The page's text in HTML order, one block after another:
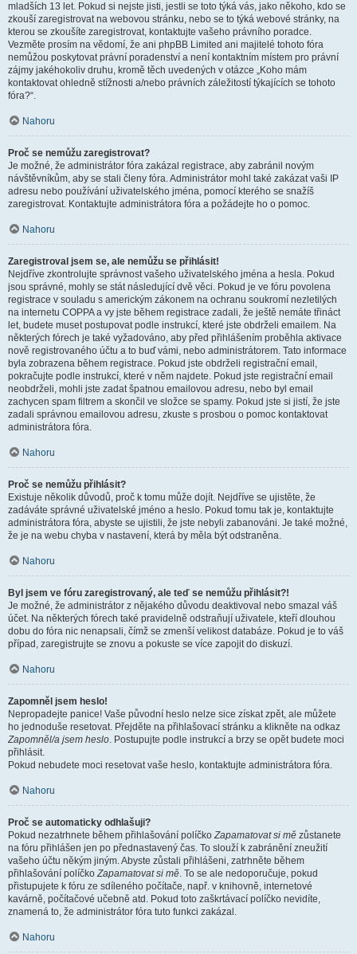
mladších 13 let. Pokud si nejste jisti, jestli se toto týká vás, jako někoho, kdo se
zkouší zaregistrovat na webovou stránku, nebo se to týká webové stránky, na
kterou se zkoušíte zaregistrovat, kontaktujte vašeho právního poradce.
Vezměte prosím na vědomí, že ani phpBB Limited ani majitelé tohoto fóra
nemůžou poskytovat právní poradenství a není kontaktním místem pro právní
zájmy jakéhokoliv druhu, kromě těch uvedených v otázce „Koho mám
kontaktovat ohledně stížnosti a/nebo právních záležitostí týkajících se tohoto
fóra?“.
Nahoru
Proč se nemůžu zaregistrovat?
Je možné, že administrátor fóra zakázal registrace, aby zabránil novým
návštěvníkům, aby se stali členy fóra. Administrátor mohl také zakázat vaši IP
adresu nebo používání uživatelského jména, pomocí kterého se snažíš
zaregistrovat. Kontaktujte administrátora fóra a požádejte ho o pomoc.
Nahoru
Zaregistroval jsem se, ale nemůžu se přihlásit!
Nejdříve zkontrolujte správnost vašeho uživatelského jména a hesla. Pokud
jsou správné, mohly se stát následující dvě věci. Pokud je ve fóru povolena
registrace v souladu s americkým zákonem na ochranu soukromí nezletilých
na internetu COPPA a vy jste během registrace zadali, že ještě nemáte třináct
let, budete muset postupovat podle instrukcí, které jste obdrželi emailem. Na
některých fórech je také vyžadováno, aby před přihlášením proběhla aktivace
nově registrovaného účtu a to buď vámi, nebo administrátorem. Tato informace
byla zobrazena během registrace. Pokud jste obdrželi registrační email,
pokračujte podle instrukcí, které v něm najdete. Pokud jste registrační email
neobdrželi, mohli jste zadat špatnou emailovou adresu, nebo byl email
zachycen spam filtrem a skončil ve složce se spamy. Pokud jste si jistí, že jste
zadali správnou emailovou adresu, zkuste s prosbou o pomoc kontaktovat
administrátora fóra.
Nahoru
Proč se nemůžu přihlásit?
Existuje několik důvodů, proč k tomu může dojít. Nejdříve se ujistěte, že
zadáváte správné uživatelské jméno a heslo. Pokud tomu tak je, kontaktujte
administrátora fóra, abyste se ujistili, že jste nebyli zabanováni. Je také možné,
že je na webu chyba v nastavení, která by měla být odstraněna.
Nahoru
Byl jsem ve fóru zaregistrovaný, ale teď se nemůžu přihlásit?!
Je možné, že administrátor z nějakého důvodu deaktivoval nebo smazal váš
účet. Na některých fórech také pravidelně odstraňují uživatele, kteří dlouhou
dobu do fóra nic nenapsali, čímž se zmenší velikost databáze. Pokud je to váš
případ, zaregistrujte se znovu a pokuste se více zapojit do diskuzí.
Nahoru
Zapomněl jsem heslo!
Nepropadejte panice! Vaše původní heslo nelze sice získat zpět, ale můžete
ho jednoduše resetovat. Přejděte na přihlašovací stránku a klikněte na odkaz
Zapomněl/a jsem heslo. Postupujte podle instrukcí a brzy se opět budete moci
přihlásit.
Pokud nebudete moci resetovat vaše heslo, kontaktujte administrátora fóra.
Nahoru
Proč se automaticky odhlašuji?
Pokud nezatrhnete během přihlašování políčkoZapamatovat si mě zůstanete
na fóru přihlášen jen po přednastavený čas. To slouží k zabránění zneužití
vašeho účtu někým jiným. Abyste zůstali přihlášeni, zatrhněte během
přihlašování políčkoZapamatovat si mě. To se ale nedoporučuje, pokud
přistupujete k fóru ze sdíleného počítače, např. v knihovně, internetové
kavárně, počítačové učebně atd. Pokud toto zaškrtávací políčko nevidíte,
znamená to, že administrátor fóra tuto funkci zakázal.
Nahoru